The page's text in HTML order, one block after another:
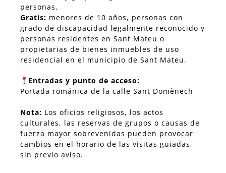
personas.
Gratis: menores de 10 años, personas con
grado de discapacidad legalmente reconocido y
personas residentes en Sant Mateu o
propietarias de bienes inmuebles de uso
residencial en el municipio de Sant Mateu.
Entradas y punto de acceso:
Portada románica de la calle Sant Domènech
Nota: Los oficios religiosos, los actos
culturales, las reservas de grupos o causas de
fuerza mayor sobrevenidas pueden provocar
cambios en el horario de las visitas guiadas,
sin previo aviso.